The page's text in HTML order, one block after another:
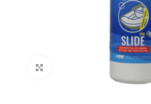
Πατήστε για μεγέθυνση